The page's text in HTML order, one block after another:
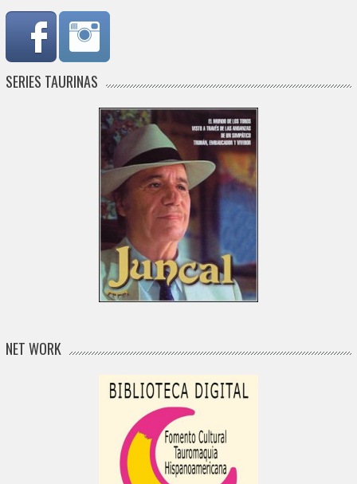
SERIES TAURINAS
NET WORK